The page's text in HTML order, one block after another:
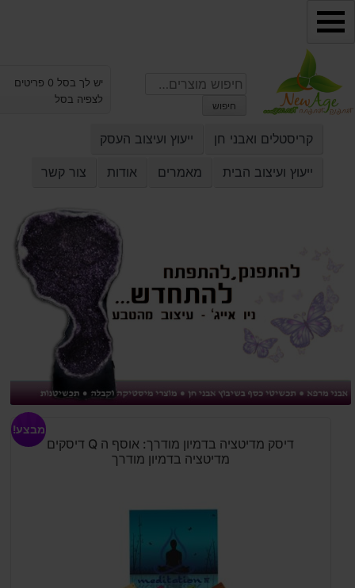
דילוג
חיפוש
עבור:
חיפוש
יש לך בסל 0 פריטים
לצפיה בסל
קריסטלים ואבני חן ייעוץ ועיצוב העסק
ייעוץ ועיצוב הבית מאמרים אודות צור קשר
דיסק מדיטציה בדמיון מודרך: אוסף ה Q דיסקים
מדיטציה בדמיון מודרך
מבצע!